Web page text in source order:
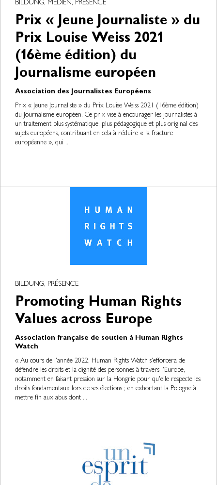
BILDUNG, MEDIEN, PRÉSENCE
Prix « Jeune Journaliste » du
Prix Louise Weiss 2021
(16ème édition) du
Journalisme européen
Association des Journalistes Européens
Prix « Jeune Journaliste » du Prix Louise Weiss 2021 (16ème édition)
du Journalisme européen. Ce prix vise à encourager les journalistes à
un traitement plus systématique, plus pédagogique et plus original des
sujets européens, contribuant en cela à réduire « la fracture
européenne », qui ...
BILDUNG, PRÉSENCE
Promoting Human Rights
Values across Europe
Association française de soutien à Human Rights
Watch
« Au cours de l'année 2022, Human Rights Watch s'efforcera de
défendre les droits et la dignité des personnes à travers l'Europe,
notamment en faisant pression sur la Hongrie pour qu'elle respecte les
droits fondamentaux lors de ses élections ; en exhortant la Pologne à
mettre fin aux abus dont ...